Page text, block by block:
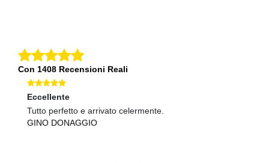
Con 1408 Recensioni Reali
Eccellente
Tutto perfetto e arrivato celermente.
GINO DONAGGIO